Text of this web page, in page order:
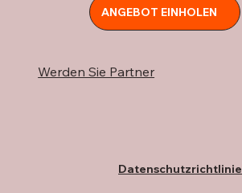
ANGEBOT EINHOLEN
Werden Sie Partner
Datenschutzrichtlinie